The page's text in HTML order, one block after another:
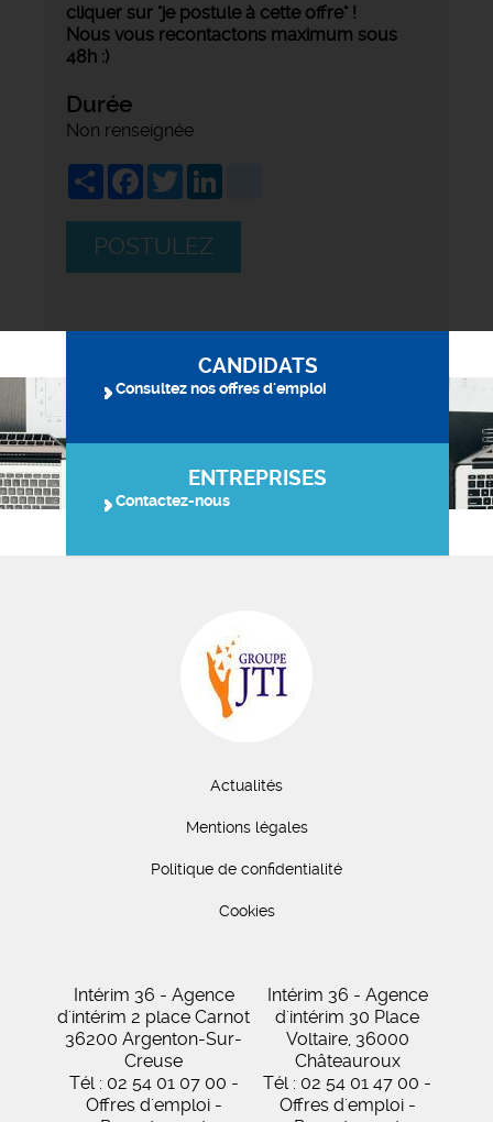
cliquer sur "je postule à cette offre" !
Nous vous recontactons maximum sous
48h :)
Durée
Non renseignée
ShareFacebook
Twitter
POSTULEZ
CANDIDATS
Consultez nos offres d'emploi
ENTREPRISES
Contactez-nous
Actualités
Mentions légales
Politique de confidentialité
Cookies
Intérim 36 - Agence
d'intérim 2 place Carnot
36200 Argenton-Sur-
Creuse
Tél : 02 54 01 07 00 -
Offres d'emploi -
Intérim 36 - Agence
d'intérim 30 Place
Voltaire, 36000
Châteauroux
Tél : 02 54 01 47 00 -
Offres d'emploi -